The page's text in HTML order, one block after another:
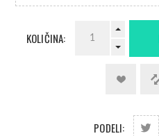
KOLIČINA:
PODELI: